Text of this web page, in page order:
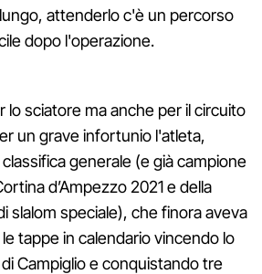
attenderlo c'è un percorso
dopo l'operazione.
lo sciatore ma anche per il circuito
un grave infortunio l'atleta,
generale (e già campione
d’Ampezzo 2021 e della
slalom speciale), che finora aveva
tappe in calendario vincendo lo
Campiglio e conquistando tre